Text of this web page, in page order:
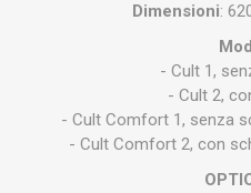
Dimensioni:
- Cult 1,
- Cult 2,
- Cult Comfort 1, senza
- Cult Comfort 2, con